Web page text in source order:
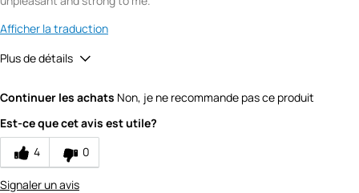
Afficher la traduction
Plus de détails
coupon or contest entry for this review?
Would you recommend Fresh to a friend?
Quality
Continuer les achats Non, je ne recommande pas ce produit
Est-ce que cet avis est utile?
4
0
Signaler un avis